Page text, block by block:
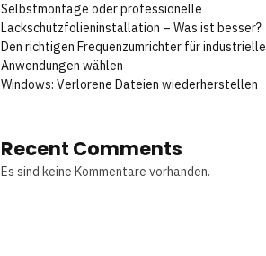
Selbstmontage oder professionelle
Lackschutzfolieninstallation – Was ist besser?
Den richtigen Frequenzumrichter für industrielle
Anwendungen wählen
Windows: Verlorene Dateien wiederherstellen
Recent Comments
Es sind keine Kommentare vorhanden.